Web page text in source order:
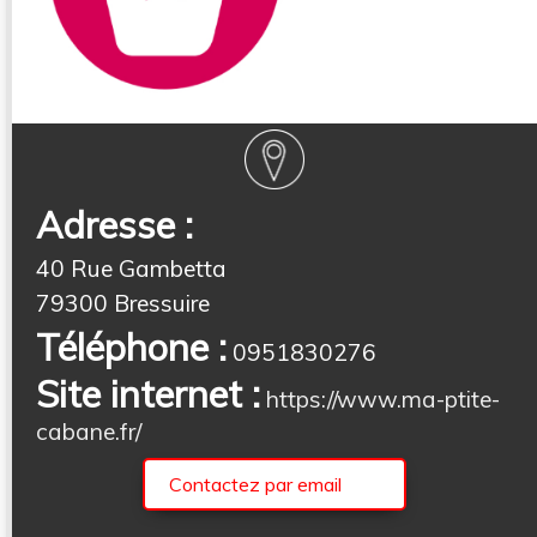
Adresse :
40 Rue Gambetta
79300 Bressuire
Téléphone : 0951830276
Site internet : https://www.ma-ptite-
cabane.fr/
Contactez par email